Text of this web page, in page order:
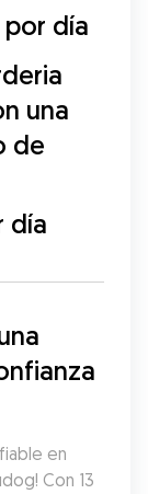
día
una
de
día
en
Con 13